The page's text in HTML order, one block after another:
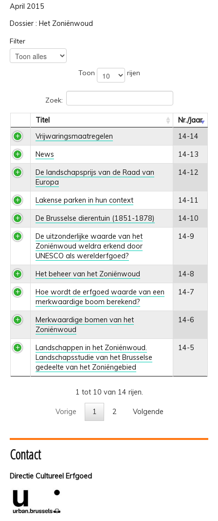
April 2015
Dossier : Het Zoniënwoud
Filter
Toon rijen
Zoek:
Titel
Nr./Jaar
Vrijwaringsmaatregelen
14-14
News 14-13
De landschapsprijs van de Raad van
Europa
14-12
Lakense parken in hun context 14-11
De Brusselse dierentuin (1851-1878) 14-10
De uitzonderlijke waarde van het
Zoniënwoud weldra erkend door
UNESCO als werelderfgoed?
14-9
Het beheer van het Zoniënwoud 14-8
Hoe wordt de erfgoed waarde van een
merkwaardige boom berekend?
14-7
Merkwaardige bomen van het
Zoniënwoud
14-6
Landschappen in het Zoniënwoud.
Landschapsstudie van het Brusselse
gedeelte van het Zoniëngebied
14-5
1 tot 10 van 14 rijen.
Vorige 1 2 Volgende
Contact
Directie Cultureel Erfgoed